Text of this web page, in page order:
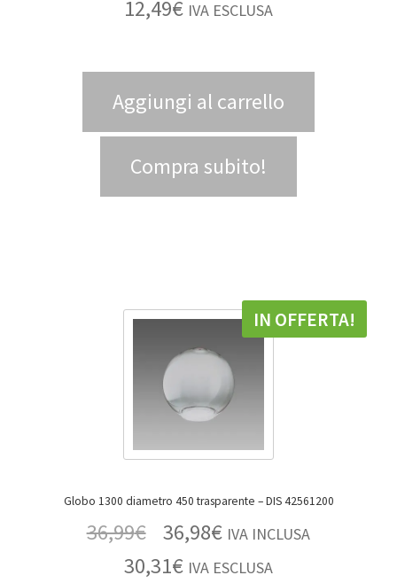
12,49€ IVA ESCLUSA
Aggiungi al carrello
Compra subito!
Globo 1300 diametro 450 trasparente – DIS 42561200
IN OFFERTA!
36,99€ 36,98€ IVA INCLUSA
30,31€ IVA ESCLUSA